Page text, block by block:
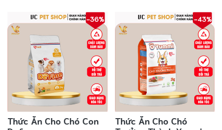
-36%
Thức Ăn Cho Chó Con
-43%
Thức Ăn Cho Chó